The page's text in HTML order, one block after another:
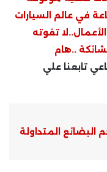
في عالم السيارات
تفوته
..هام
تابعنا علي
البضائع المتداولة